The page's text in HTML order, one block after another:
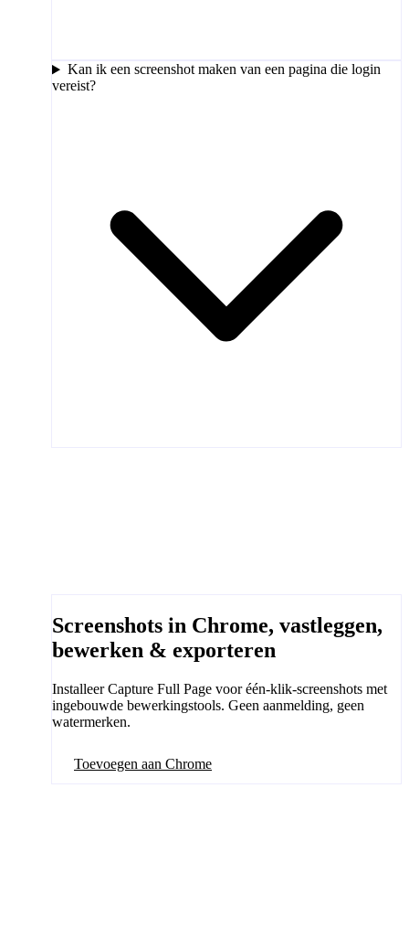
Kan ik een screenshot maken van een pagina die login
vereist?
Screenshots in Chrome, vastleggen,
bewerken & exporteren
Installeer Capture Full Page voor één-klik-screenshots met
ingebouwde bewerkingstools. Geen aanmelding, geen
watermerken.
Toevoegen aan Chrome